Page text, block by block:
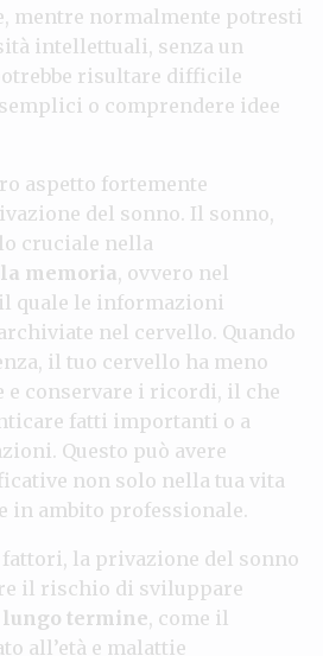
mentre normalmente potresti
intellettuali, senza un
risultare difficile
o comprendere idee
aspetto fortemente
del sonno. Il sonno,
cruciale nella
memoria, ovvero nel
quale le informazioni
nel cervello. Quando
il tuo cervello ha meno
e conservare i ricordi, il che
fatti importanti o a
Questo può avere
non solo nella tua vita
in ambito professionale.
la privazione del sonno
il rischio di sviluppare
termine, come il
all’età e malattie